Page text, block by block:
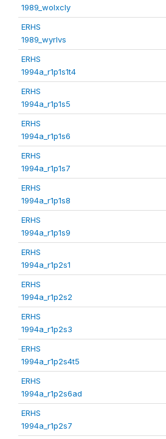
1989_wolxcly
ERHS
1989_wyrlvs
ERHS
1994a_r1p1s1t4
ERHS
1994a_r1p1s5
ERHS
1994a_r1p1s6
ERHS
1994a_r1p1s7
ERHS
1994a_r1p1s8
ERHS
1994a_r1p1s9
ERHS
1994a_r1p2s1
ERHS
1994a_r1p2s2
ERHS
1994a_r1p2s3
ERHS
1994a_r1p2s4t5
ERHS
1994a_r1p2s6ad
ERHS
1994a_r1p2s7